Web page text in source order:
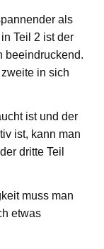
als
Teil 2 ist der
beeindruckend.
in sich
ist und der
ist, kann man
dritte Teil
muss man
etwas